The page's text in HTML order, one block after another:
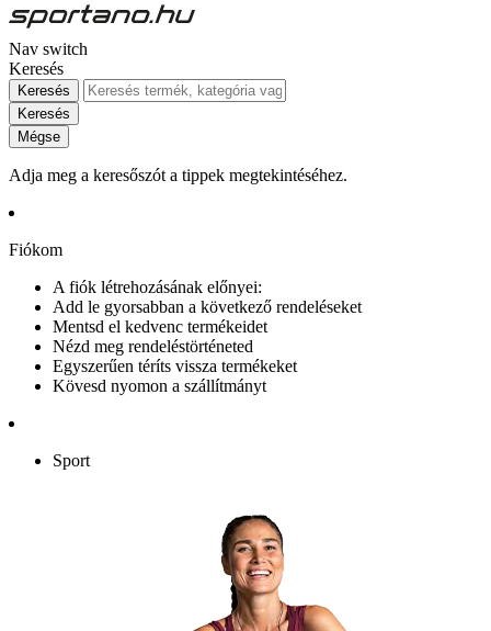
Nav switch
Keresés
Keresés
Keresés
Mégse
Adja meg a keresőszót a tippek megtekintéséhez.
Fiókom
A fiók létrehozásának előnyei:
Add le gyorsabban a következő rendeléseket
Mentsd el kedvenc termékeidet
Nézd meg rendeléstörténeted
Egyszerűen téríts vissza termékeket
Kövesd nyomon a szállítmányt
Sport